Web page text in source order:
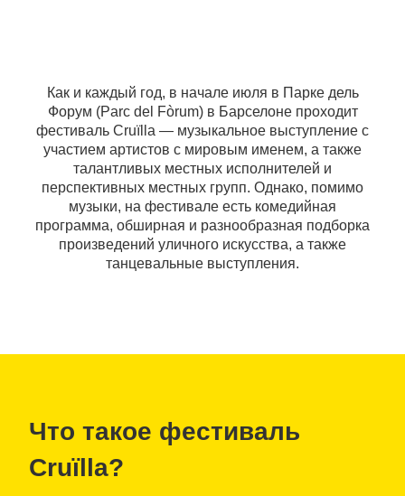
Как и каждый год, в начале июля в Парке дель
Форум (Parc del Fòrum) в Барселоне проходит
фестиваль Cruïlla — музыкальное выступление с
участием артистов с мировым именем, а также
талантливых местных исполнителей и
перспективных местных групп. Однако, помимо
музыки, на фестивале есть комедийная
программа, обширная и разнообразная подборка
произведений уличного искусства, а также
танцевальные выступления.
Что такое фестиваль
Cruïlla?